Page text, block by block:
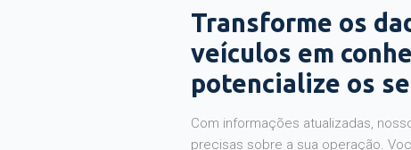
Transforme os
veículos em
potencialize os
Com informações atualizadas,
precisas sobre a sua operação.